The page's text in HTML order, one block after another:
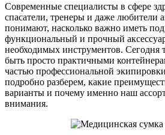
Современные специалисты в сфере
спасатели, тренеры и даже любители
понимают, насколько важно иметь
функциональный и прочный
необходимых инструментов. Сегодня
быть просто практичными
частью профессиональной
подробно разберем, какие
варианты и почему именно наш
внимания.